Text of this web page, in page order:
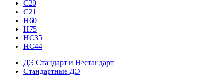
С20
С21
H60
H75
HС35
НС44
ДЭ Стандарт и Нестандарт
Стандартные ДЭ